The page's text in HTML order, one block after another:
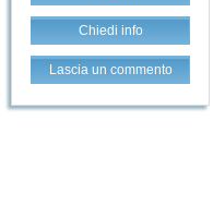
Chiedi info
Lascia un commento